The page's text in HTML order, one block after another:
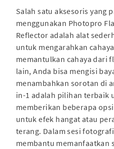
Salah satu aksesoris yang
menggunakan Photopro
Reflector adalah alat
untuk mengarahkan
memantulkan cahaya dari
lain, Anda bisa mengisi
menambahkan sorotan di
in-1 adalah pilihan terbaik
memberikan beberapa
untuk efek hangat atau
terang. Dalam sesi
membantu memanfaatkan